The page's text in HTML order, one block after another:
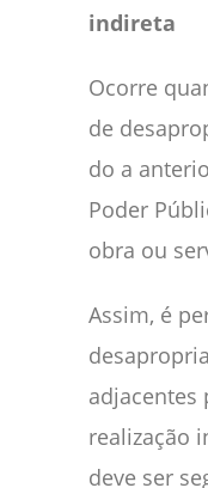
indireta
Ocorre
de
do a
Poder
obra ou
Assim, é
adjacentes
realização
deve ser